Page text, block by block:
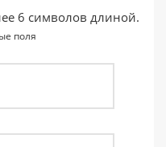
пароль?
6 символов длиной.
поля